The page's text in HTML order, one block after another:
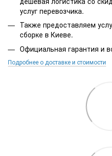
услуг перевозчика.
Также предоставляем
сборке в Киеве.
Официальная гарантия и
Подробнее о доставке и стоимости